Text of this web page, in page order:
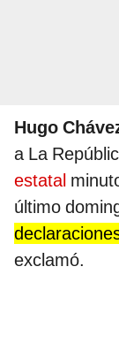
Hugo
a La
estatal
último
exclamó.